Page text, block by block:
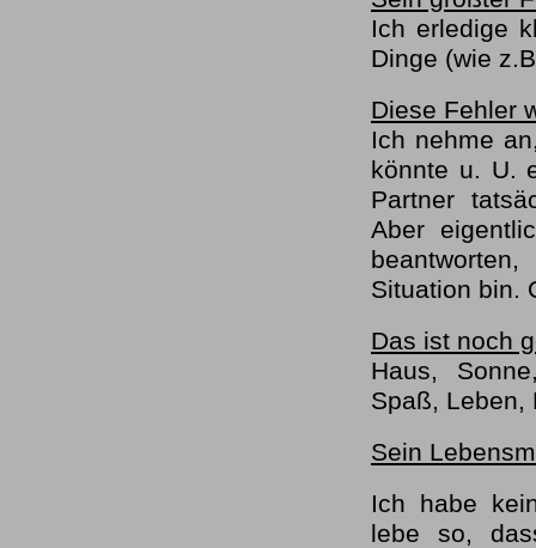
Ich erledige
Dinge (wie
Diese Fehler
Ich nehme
könnte u. U.
Partner
Aber
Situation bin.
Das ist noch
Haus,
Spaß,
Sein
Ich habe
lebe so,